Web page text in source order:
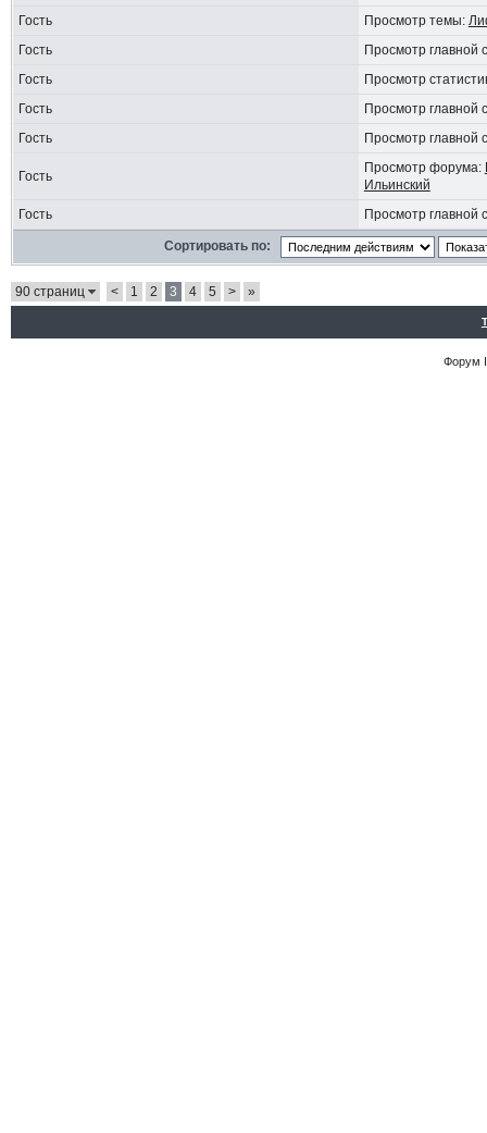
Гость
Просмотр темы:
Гость
Просмотр главной
Гость
Просмотр
Гость
Просмотр главной
Гость
Просмотр главной
Гость
Просмотр форума:
Ильинский
Гость
Просмотр главной
Сортировать по:
90 страниц < 1 2 3 4 5 > »
Форум